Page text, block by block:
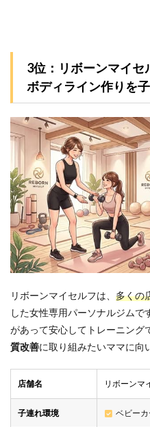
3位：リボーンマイセ
ボディライン作りを
リボーンマイセルフは、 多くの
した女性専用パーソナルジムで
があって安心してトレーニング
質改善に取り組みたいママに向
店舗名 リボーンマ
子連れ環境 ベビーカ